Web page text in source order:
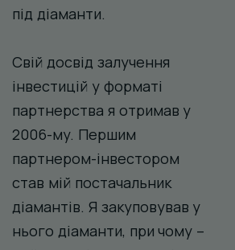
під діаманти.
Свій досвід залучення
інвестицій у форматі
партнерства я отримав у
2006-му. Першим
партнером-інвестором
став мій постачальник
діамантів. Я закуповував у
нього діаманти, при чому –